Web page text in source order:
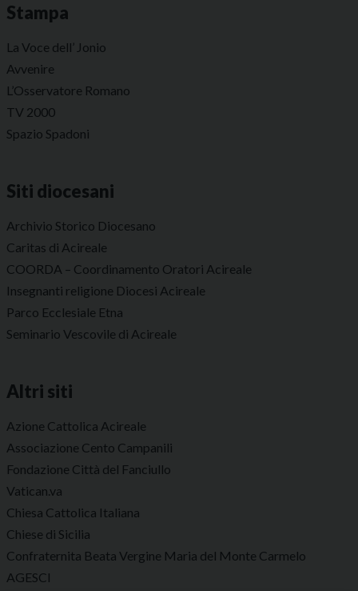
Stampa
La Voce dell’ Jonio
Avvenire
L’Osservatore Romano
TV 2000
Spazio Spadoni
Siti diocesani
Archivio Storico Diocesano
Caritas di Acireale
COORDA – Coordinamento Oratori Acireale
Insegnanti religione Diocesi Acireale
Parco Ecclesiale Etna
Seminario Vescovile di Acireale
Altri siti
Azione Cattolica Acireale
Associazione Cento Campanili
Fondazione Città del Fanciullo
Vatican.va
Chiesa Cattolica Italiana
Chiese di Sicilia
Confraternita Beata Vergine Maria del Monte Carmelo
AGESCI